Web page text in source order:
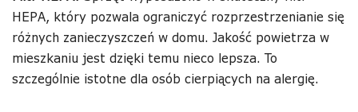
HEPA, który pozwala ograniczyć rozprzestrzenianie się
różnych zanieczyszczeń w domu. Jakość powietrza w
mieszkaniu jest dzięki temu nieco lepsza. To
szczególnie istotne dla osób cierpiących na alergię.